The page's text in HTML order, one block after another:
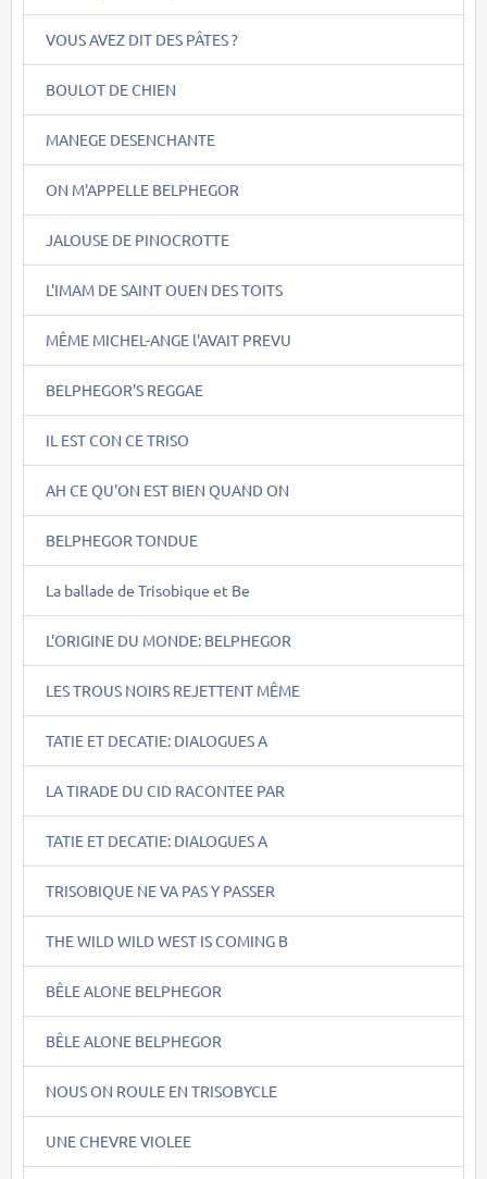
VOUS AVEZ DIT DES PÂTES ?
BOULOT DE CHIEN
MANEGE DESENCHANTE
ON M'APPELLE BELPHEGOR
JALOUSE DE PINOCROTTE
L'IMAM DE SAINT OUEN DES TOITS
MÊME MICHEL-ANGE l'AVAIT PREVU
BELPHEGOR'S REGGAE
IL EST CON CE TRISO
AH CE QU'ON EST BIEN QUAND ON
BELPHEGOR TONDUE
La ballade de Trisobique et Be
L'ORIGINE DU MONDE: BELPHEGOR
LES TROUS NOIRS REJETTENT MÊME
TATIE ET DECATIE: DIALOGUES A
LA TIRADE DU CID RACONTEE PAR
TATIE ET DECATIE: DIALOGUES A
TRISOBIQUE NE VA PAS Y PASSER
THE WILD WILD WEST IS COMING B
BÊLE ALONE BELPHEGOR
BÊLE ALONE BELPHEGOR
NOUS ON ROULE EN TRISOBYCLE
UNE CHEVRE VIOLEE